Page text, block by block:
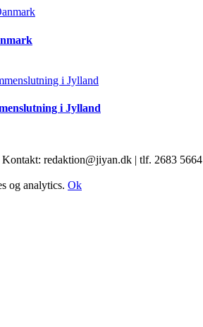
i Jylland
redaktion@jiyan.dk | tlf. 2683 5664
og analytics. Ok